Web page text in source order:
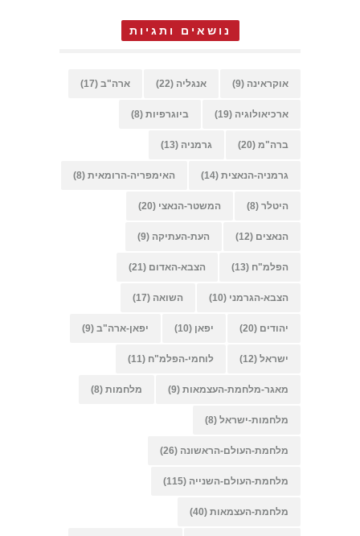
נושאים ותגיות
אוקראינה (9) אנגליה (22) ארה"ב (17)
ארכיאולוגיה (19) ביוגרפיות (8)
ברה"מ (20) גרמניה (13)
גרמניה-הנאצית (14) האימפריה-הרומאית (8)
היטלר (8) המשטר-הנאצי (20)
הנאצים (12) העת-העתיקה (9)
הפלמ"ח (13) הצבא-האדום (21)
הצבא-הגרמני (10) השואה (17)
יהודים (20) יפאן (10) יפאן-ארה"ב (9)
ישראל (12) לוחמי-הפלמ"ח (11)
מאגר-מלחמת-העצמאות (9) מלחמות (8)
מלחמות-ישראל (8)
מלחמת-העולם-הראשונה (26)
מלחמת-העולם-השנייה (115)
מלחמת-העצמאות (40)